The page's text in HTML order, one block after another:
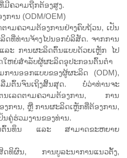
ມີຄວາມຖືກຕ້ອງສູງ.
ການ (ODM/OEM)
າມຄວາມຕ້ອງການຢ່າງຄົບຖ້ວນ, ເປັນ
ທີ່ທ່ານຈ້າງໄປນອກບໍລິສັດ. ຈາກການ
ລະ ການຜະລິດຕົ້ນແບບດ້ວຍເຫຼັກ ໄປ
ໃຫຍ່ສຳລັບຜູ້ຜະລິດອຸປະກອນຕົ້ນຕຳ
ານອອກແບບຂອງຜູ້ຜະລິດ (ODM),
ລີ່ມຕົ້ນຈົນເຖິງສິ້ນສຸດ. ບໍ່ວ່າທ່ານຈະ
ຕນເລດຕາມຄວາມຕ້ອງການ, ການ
ການ, ຫຼື ການຜະລິດເຫຼັກທີ່ຕ້ອງການ,
ນຄູ່ຮ່ວມງານຂອງທ່ານ.
ນຕົ້ນທຶນ ແລະ ສາມາດຂະຫຍາຍ
ສິດທິຜົນ, ການບູລະນາການແນວຕັ້ງ,